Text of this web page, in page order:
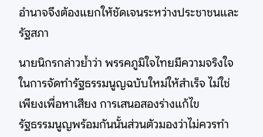
อำนาจจึงต้องแยกให้ชัดเจนระหว่างประชาชนและ
รัฐสภา
นายนิกรกล่าวย้ำว่า พรรคภูมิใจไทยมีความจริงใจ
ในการจัดทำรัฐธรรมนูญฉบับใหม่ให้สำเร็จ ไม่ใช่
เพียงเพื่อหาเสียง การเสนอสองร่างแก้ไข
รัฐธรรมนูญพร้อมกันนั้นส่วนตัวมองว่าไม่ควรทำ